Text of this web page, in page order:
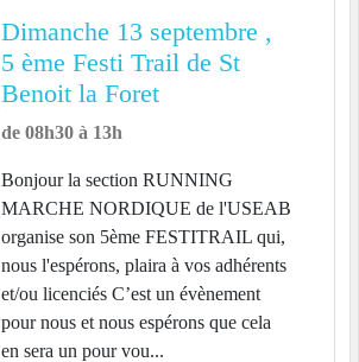
Dimanche 13 septembre ,
5 ème Festi Trail de St
Benoit la Foret
de 08h30 à 13h
Bonjour la section RUNNING
MARCHE NORDIQUE de l'USEAB
organise son 5ème FESTITRAIL qui,
nous l'espérons, plaira à vos adhérents
et/ou licenciés C’est un évènement
pour nous et nous espérons que cela
en sera un pour vou...